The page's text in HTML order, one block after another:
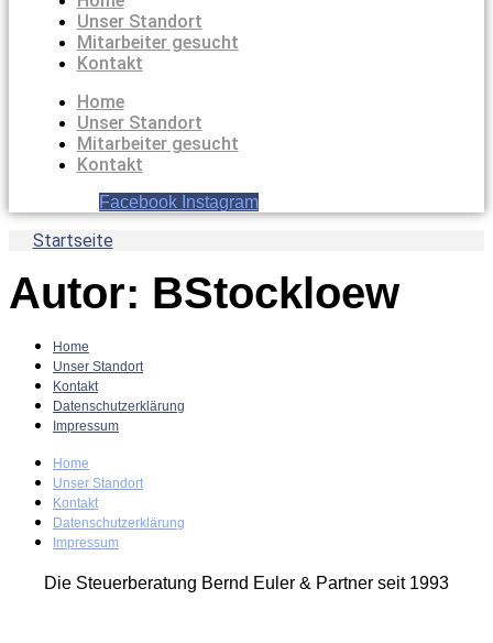
Unser Standort
Mitarbeiter gesucht
Kontakt
Home
Unser Standort
Mitarbeiter gesucht
Kontakt
Facebook Instagram
Startseite
Autor: BStockloew
Home
Unser Standort
Kontakt
Datenschutzerklärung
Impressum
Home
Unser Standort
Kontakt
Datenschutzerklärung
Impressum
Die Steuerberatung Bernd Euler & Partner seit 1993